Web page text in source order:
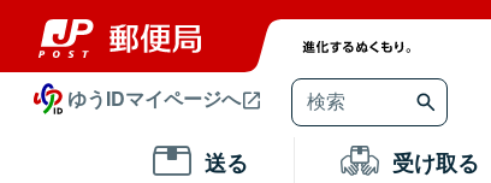
ゆうIDマイページへ
送る 受け取る